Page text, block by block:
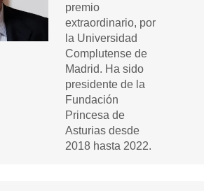
premio
extraordinario, por
la Universidad
Complutense de
Madrid. Ha sido
presidente de la
Fundación
Princesa de
Asturias desde
2018 hasta 2022.